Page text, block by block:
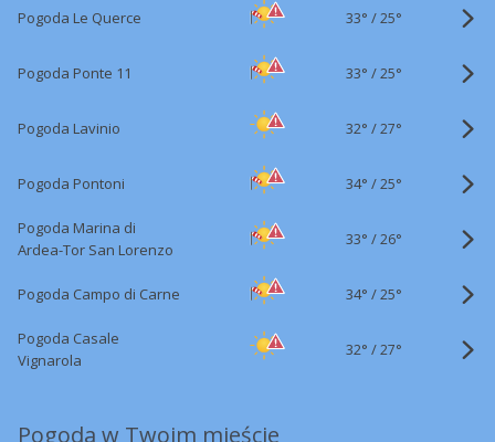
Pogoda Le Querce 33° /25°
Pogoda Ponte 11 33° /25°
Pogoda Lavinio 32° /27°
Pogoda Pontoni 34° /25°
Pogoda Marina di
Ardea-Tor San Lorenzo
33° /26°
Pogoda Campo di Carne 34° /25°
Pogoda Casale
Vignarola
32° /27°
Pogoda w Twoim mieście